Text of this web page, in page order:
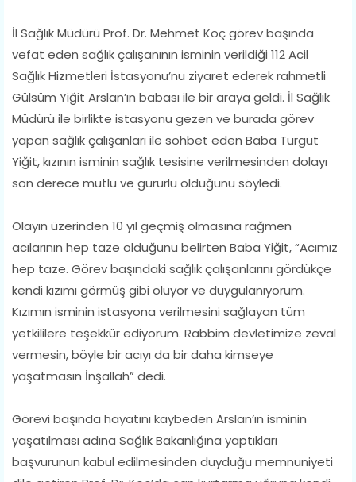
İl Sağlık Müdürü Prof. Dr. Mehmet Koç görev başında
vefat eden sağlık çalışanının isminin verildiği 112 Acil
Sağlık Hizmetleri İstasyonu’nu ziyaret ederek rahmetli
Gülsüm Yiğit Arslan’ın babası ile bir araya geldi. İl Sağlık
Müdürü ile birlikte istasyonu gezen ve burada görev
yapan sağlık çalışanları ile sohbet eden Baba Turgut
Yiğit, kızının isminin sağlık tesisine verilmesinden dolayı
son derece mutlu ve gururlu olduğunu söyledi.
Olayın üzerinden 10 yıl geçmiş olmasına rağmen
acılarının hep taze olduğu​​nu belirten Baba Yiğit, “Acımız
hep taze. Görev başındaki sağlık çalışanlarını gördükçe
kendi kızımı görmüş gibi oluyor ve duygulanıyorum.
Kızımın isminin istasyona verilmesini sağlayan tüm
yetkililere teşekkür ediyorum. Rabbim devletimize zeval
vermesin, böyle bir acıyı da bir daha kimseye
yaşatmasın İnşallah” dedi.
Görevi başında hayatını kaybeden Arslan’ın isminin
yaşatılması adına Sağlık Bakanlığına yaptıkları
başvurunun kabul edilmesinden duyduğu memnuniyeti